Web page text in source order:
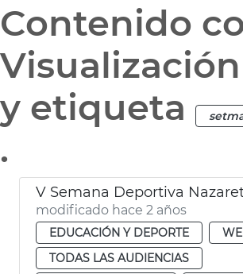
Contenido
Visualización
y etiqueta
.
V Semana Deportiva
modificado hace 2 años
EDUCACIÓN Y DEPORTE
TODAS LAS AUDIENCIAS